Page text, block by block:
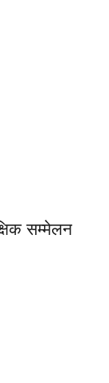
सम्मेलन